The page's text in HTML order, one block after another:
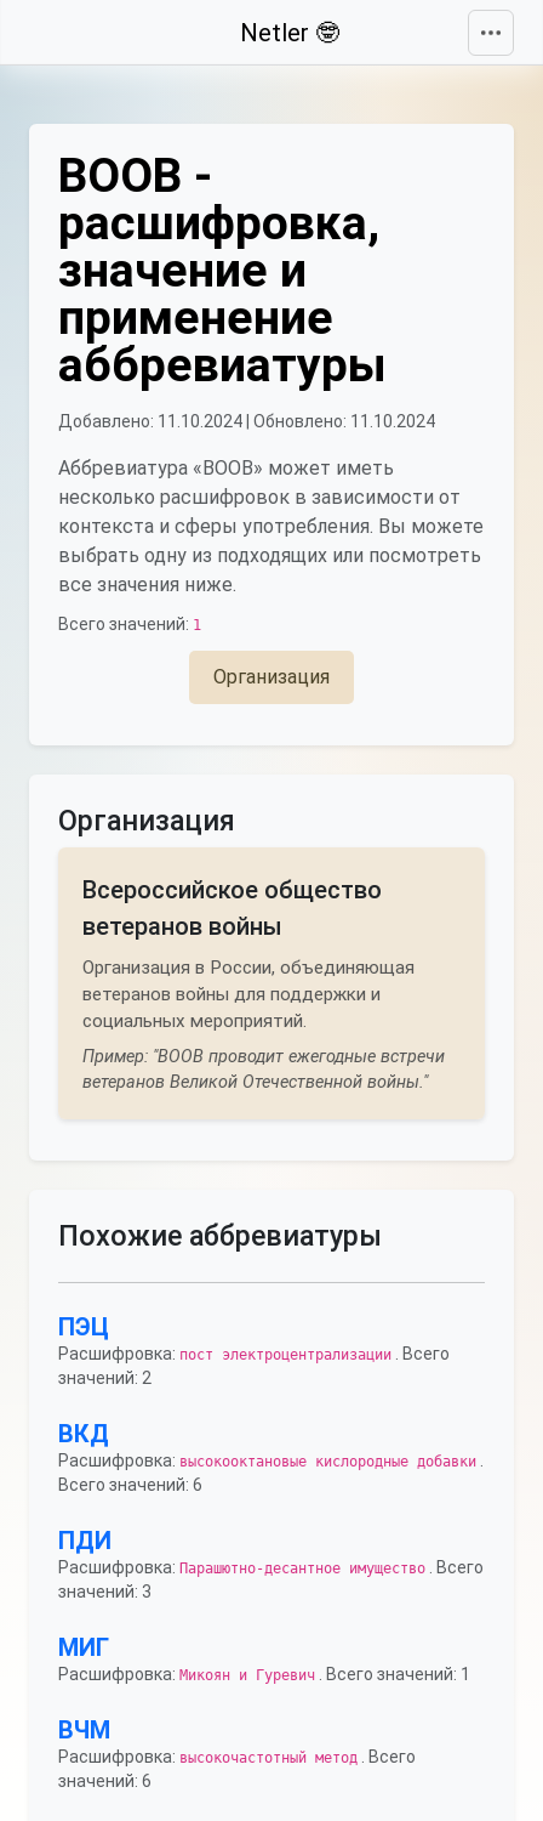
Netler 🤓
ВООВ -
расшифровка,
значение и
применение
аббревиатуры
Добавлено: 11.10.2024 | Обновлено: 11.10.2024
Аббревиатура «ВООВ» может иметь
несколько расшифровок в зависимости от
контекста и сферы употребления. Вы можете
выбрать одну из подходящих или посмотреть
все значения ниже.
Всего значений: 1
Организация
Организация
Всероссийское общество
ветеранов войны
Организация в России, объединяющая
ветеранов войны для поддержки и
социальных мероприятий.
Пример: "ВООВ проводит ежегодные встречи
ветеранов Великой Отечественной войны."
Похожие аббревиатуры
ПЭЦ
Расшифровка: пост электроцентрализации . Всего
значений: 2
ВКД
Расшифровка: высокооктановые кислородные добавки
Всего значений: 6
ПДИ
Расшифровка: Парашютно-десантное имущество . Всего
значений: 3
МИГ
Расшифровка: Микоян и Гуревич . Всего значений: 1
ВЧМ
Расшифровка: высокочастотный метод . Всего
значений: 6